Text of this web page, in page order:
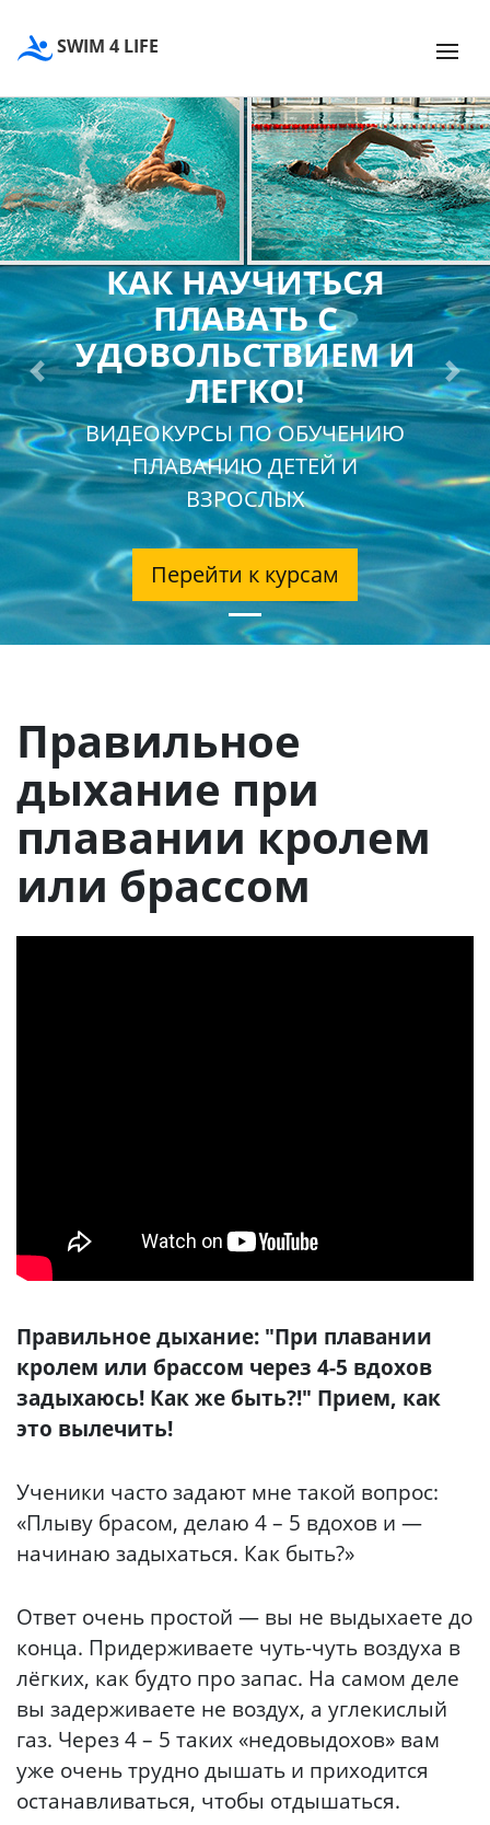
SWIM 4 LIFE
КАК НАУЧИТЬСЯ
ПЛАВАТЬ С
УДОВОЛЬСТВИЕМ И
ЛЕГКО!
ВИДЕОКУРСЫ ПО ОБУЧЕНИЮ
ПЛАВАНИЮ ДЕТЕЙ И
ВЗРОСЛЫХ
Перейти к курсам
Previous Next
Правильное
дыхание при
плавании кролем
или брассом
Правильное дыхание: "При плавании
кролем или брассом через 4-5 вдохов
задыхаюсь! Как же быть?!" Прием, как
это вылечить!
Ученики часто задают мне такой вопрос:
«Плыву брасом, делаю 4 – 5 вдохов и —
начинаю задыхаться. Как быть?»
Ответ очень простой — вы не выдыхаете до
конца. Придерживаете чуть-чуть воздуха в
лёгких, как будто про запас. На самом деле
вы задерживаете не воздух, а углекислый
газ. Через 4 – 5 таких «недовыдохов» вам
уже очень трудно дышать и приходится
останавливаться, чтобы отдышаться.